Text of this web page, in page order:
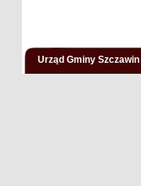
Urząd Gminy